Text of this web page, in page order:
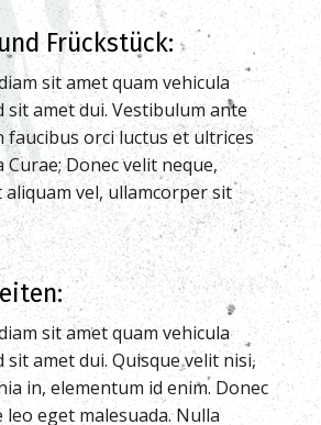
Frückstück:
sit amet quam vehicula
sit amet dui. Vestibulum ante
faucibus orci luctus et ultrices
Donec velit neque,
vel, ullamcorper sit
sit amet quam vehicula
sit amet dui. Quisque velit nisi,
in, elementum id enim. Donec
eget malesuada. Nulla